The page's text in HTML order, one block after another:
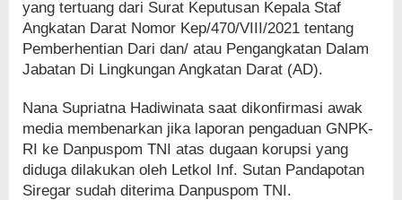
yang tertuang dari Surat Keputusan Kepala Staf
Angkatan Darat Nomor Kep/470/VIII/2021 tentang
Pemberhentian Dari dan/ atau Pengangkatan Dalam
Jabatan Di Lingkungan Angkatan Darat (AD).
Nana Supriatna Hadiwinata saat dikonfirmasi awak
media membenarkan jika laporan pengaduan GNPK-
RI ke Danpuspom TNI atas dugaan korupsi yang
diduga dilakukan oleh Letkol Inf. Sutan Pandapotan
Siregar sudah diterima Danpuspom TNI.